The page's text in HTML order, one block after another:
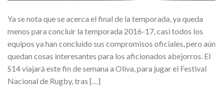
Ya se nota que se acerca el final de la temporada, ya queda
menos para concluir la temporada 2016-17, casi todos los
equipos ya han concluido sus compromisos oficiales, pero aún
quedan cosas interesantes para los aficionados abejorros. El
S14 viajará este fin de semana a Oliva, para jugar el Festival
Nacional de Rugby, tras […]